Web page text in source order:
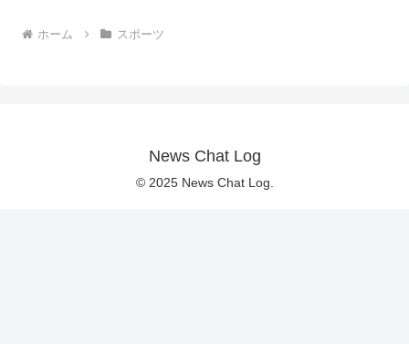
ホーム スポーツ
News Chat Log
© 2025 News Chat Log.